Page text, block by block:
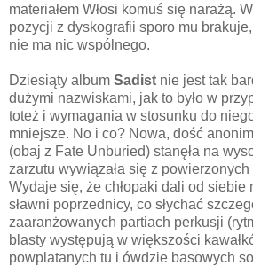
materiałem Włosi komuś się narażą.
pozycji z dyskografii sporo mu
nie ma nic wspólnego.
Dziesiąty album Sadist nie jest tak
dużymi nazwiskami, jak to było w
toteż i wymagania w stosunku do
mniejsze. No i co? Nowa, dość
(obaj z Fate Unburied) stanęła na
zarzutu wywiązała się z
Wydaje się, że chłopaki dali od siebie
sławni poprzednicy, co słychać
zaaranżowanych partiach perkusji
blasty występują w większości
powplatanych tu i ówdzie basowych